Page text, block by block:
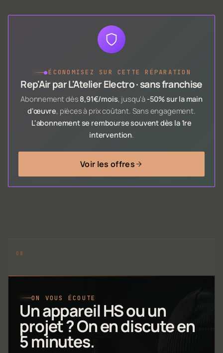
●ÉCONOMISEZ SUR CETTE RÉPARATION
Rep'Air par L'Atelier Electro · sans franchise
Abonnement dès 8,91€/mois, jusqu'à -50% sur la main
d'œuvre, pièces à prix coûtant. Sans engagement.
L'abonnement se rembourse souvent dès la 1re
intervention.
Voir les offres
ON VOUS ÉCOUTE
Un appareil HS ou un
projet ? On en discute en
5 minutes.